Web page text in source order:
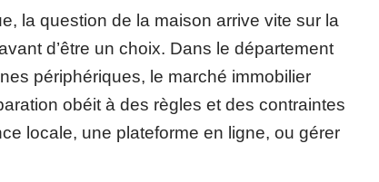
la question de la maison arrive vite sur la
d’être un choix. Dans le département
périphériques, le marché immobilier
obéit à des règles et des contraintes
locale, une plateforme en ligne, ou gérer